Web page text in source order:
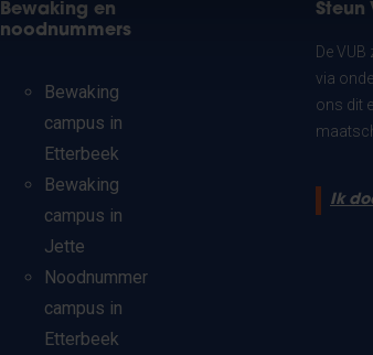
Bewaking en
noodnummers
Bewaking
campus in
Etterbeek
Bewaking
campus in
Jette
Noodnummer
campus in
Etterbeek
Steun
De
via
ons dit
Ik